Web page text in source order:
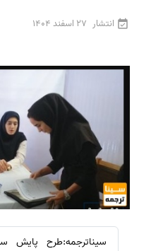
انتشار 27 اسفند 1404
سیناترجمه:طرح پایش